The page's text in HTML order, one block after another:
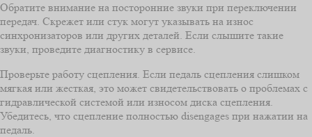
Обратите внимание на посторонние звуки при переключении
передач. Скрежет или стук могут указывать на износ
синхронизаторов или других деталей. Если слышите такие
звуки, проведите диагностику в сервисе.
Проверьте работу сцепления. Если педаль сцепления слишком
мягкая или жесткая, это может свидетельствовать о проблемах с
гидравлической системой или износом диска сцепления.
Убедитесь, что сцепление полностью disengages при нажатии на
педаль.